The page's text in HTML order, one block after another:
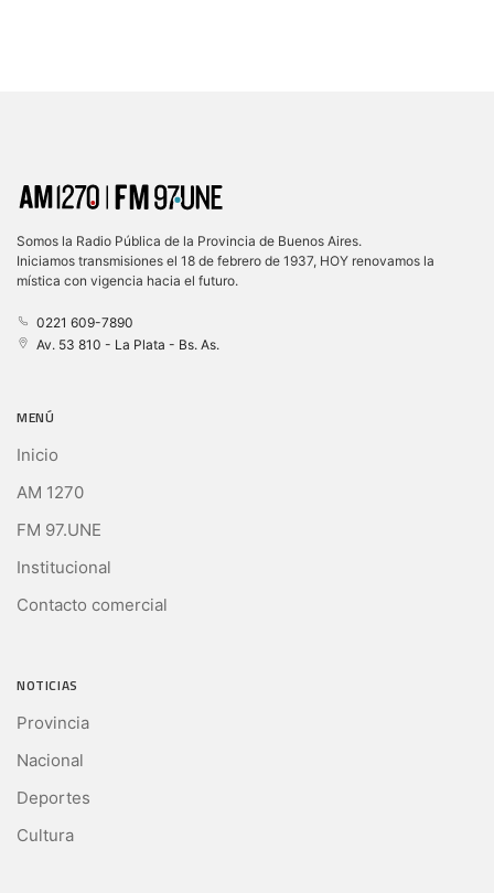
Somos la Radio Pública de la Provincia de Buenos Aires.
Iniciamos transmisiones el 18 de febrero de 1937, HOY renovamos la
mística con vigencia hacia el futuro.
0221 609-7890
Av. 53 810 - La Plata - Bs. As.
MENÚ
Inicio
AM 1270
FM 97.UNE
Institucional
Contacto comercial
NOTICIAS
Provincia
Nacional
Deportes
Cultura